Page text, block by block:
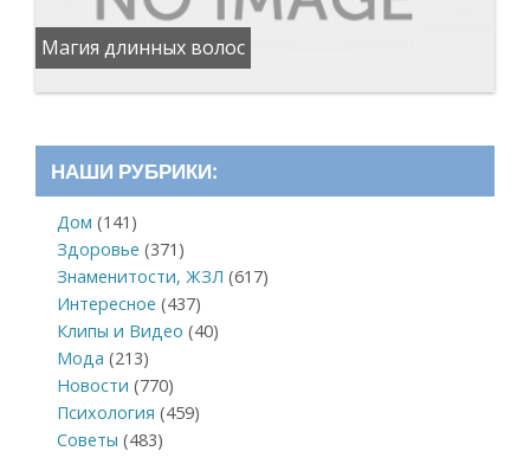
Магия длинных волос
НАШИ РУБРИКИ:
Дом (141)
Здоровье (371)
Знаменитости, ЖЗЛ (617)
Интересное (437)
Клипы и Видео (40)
Мода (213)
Новости (770)
Психология (459)
Советы (483)